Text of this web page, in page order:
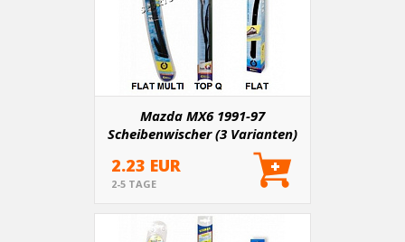
Mazda MX6 1991-97
Scheibenwischer (3 Varianten)
2.23 EUR
2-5 TAGE